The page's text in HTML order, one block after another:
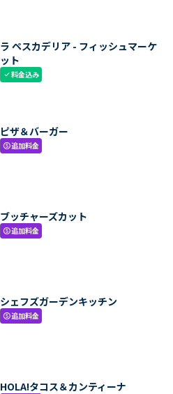
ラ ペスカデリア - フィッシュマーケ
ット
check料金込み
ピザ＆バーガー
paid追加料金
ブッチャーズカット
paid追加料金
シェフズガーデンキッチン
paid追加料金
HOLA!タコス＆カンティーナ